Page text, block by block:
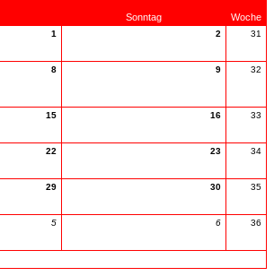
Sonntag Woche
1 2 31
8 9 32
15 16 33
22 23 34
29
30 35
5 6 36